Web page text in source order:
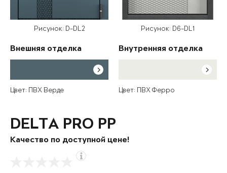
Рисунок: D-DL2
Внешняя отделка
Цвет: ПВХ Верде
Рисунок: D6-DL1
Внутренняя отделка
Цвет: ПВХ Ферро
DELTA PRO PP
Качество по доступной цене!